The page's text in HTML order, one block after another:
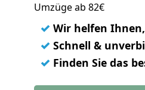
Umzüge ab 82€
✓ Wir helfen
✓ Schnell &
✓ Finden Sie das